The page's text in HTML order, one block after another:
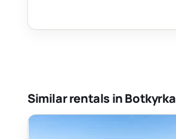
Similar rentals in Botkyrka